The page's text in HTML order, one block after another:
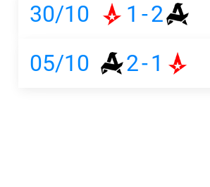
30/10
1 -2
05/10
2-1